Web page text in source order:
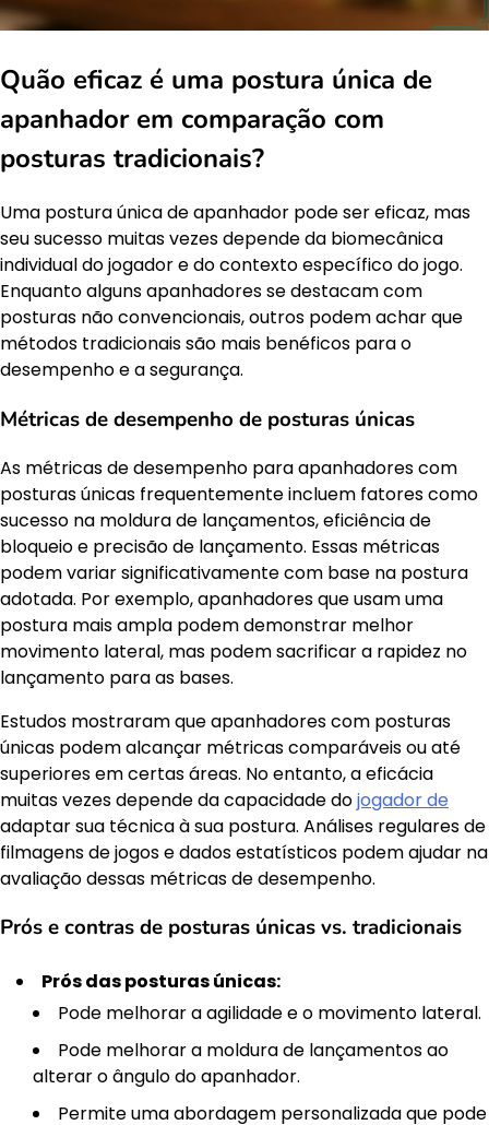
Quão eficaz é uma postura única de
apanhador em comparação com
posturas tradicionais?
Uma postura única de apanhador pode ser eficaz, mas
seu sucesso muitas vezes depende da biomecânica
individual do jogador e do contexto específico do jogo.
Enquanto alguns apanhadores se destacam com
posturas não convencionais, outros podem achar que
métodos tradicionais são mais benéficos para o
desempenho e a segurança.
Métricas de desempenho de posturas únicas
As métricas de desempenho para apanhadores com
posturas únicas frequentemente incluem fatores como
sucesso na moldura de lançamentos, eficiência de
bloqueio e precisão de lançamento. Essas métricas
podem variar significativamente com base na postura
adotada. Por exemplo, apanhadores que usam uma
postura mais ampla podem demonstrar melhor
movimento lateral, mas podem sacrificar a rapidez no
lançamento para as bases.
Estudos mostraram que apanhadores com posturas
únicas podem alcançar métricas comparáveis ou até
superiores em certas áreas. No entanto, a eficácia
muitas vezes depende da capacidade dojogador de
adaptar sua técnica à sua postura. Análises regulares de
filmagens de jogos e dados estatísticos podem ajudar na
avaliação dessas métricas de desempenho.
Prós e contras de posturas únicas vs. tradicionais
Prós das posturas únicas:
Pode melhorar a agilidade e o movimento lateral.
Pode melhorar a moldura de lançamentos ao
alterar o ângulo do apanhador.
Permite uma abordagem personalizada que pode